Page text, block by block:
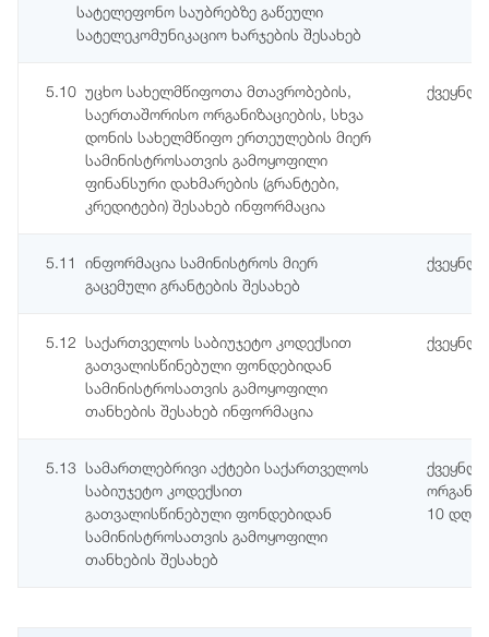
სატელეფონო საუბრებზე გაწეული
სატელეკომუნიკაციო ხარჯების შესახებ
5.10 უცხო სახელმწიფოთა მთავრობების,
საერთაშორისო ორგანიზაციების, სხვა
დონის სახელმწიფო ერთეულების მიერ
სამინისტროსათვის გამოყოფილი
ფინანსური დახმარების (გრანტები,
კრედიტები) შესახებ ინფორმაცია
5.11
ინფორმაცია სამინისტროს მიერ
გაცემული გრანტების შესახებ
5.12 საქართველოს საბიუჯეტო კოდექსით
გათვალისწინებული ფონდებიდან
სამინისტროსათვის გამოყოფილი
თანხების შესახებ ინფორმაცია
5.13 სამართლებრივი აქტები საქართველოს
საბიუჯეტო კოდექსით
გათვალისწინებული ფონდებიდან
სამინისტროსათვის გამოყოფილი
თანხების შესახებ
10